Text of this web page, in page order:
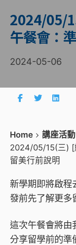
2024/05/
午餐會：
2024-05-06
Home
講座活動
2024/05/15(三) [
留美行前說明
新學期即將啟程
發前先了解更多
這次午餐會將由
分享留學前的準